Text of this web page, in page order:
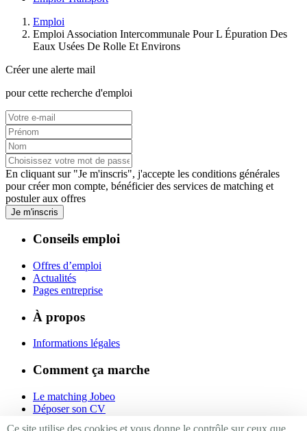
Emploi
Emploi Association Intercommunale Pour L Épuration Des
Eaux Usées De Rolle Et Environs
Créer une alerte mail
pour cette recherche d'emploi
En cliquant sur "Je m'inscris", j'accepte les conditions générales
pour créer mon compte, bénéficier des services de matching et
postuler aux offres
Je m'inscris
Conseils emploi
Offres d’emploi
Actualités
Pages entreprise
À propos
Informations légales
Comment ça marche
Le matching Jobeo
Déposer son CV
Ce site utilise des cookies et vous donne le contrôle sur ceux que